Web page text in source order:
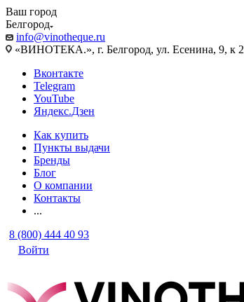
Ваш город
Белгород
info@vinotheque.ru
«ВИНОТЕКА.», г. Белгород, ул. Есенина, 9, к 2
Вконтакте
Telegram
YouTube
Яндекс.Дзен
Как купить
Пункты выдачи
Бренды
Блог
О компании
Контакты
...
8 (800) 444 40 93
Войти